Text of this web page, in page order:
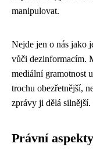
manipulovat.
Nejde jen o nás jako
vůči dezinformacím.
mediální gramotnost
trochu obezřetnější,
zprávy ji dělá silnější.
Právní